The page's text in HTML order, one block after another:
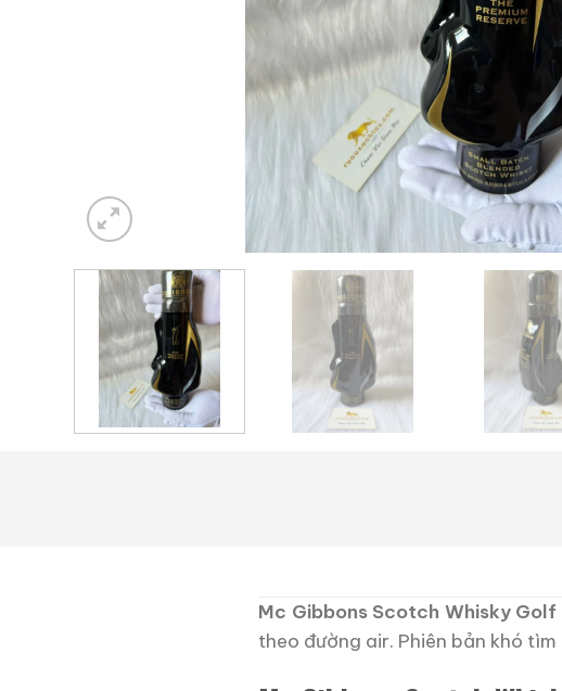
Mc Gibbons Scotch Whisky
theo đường air. Phiên bản khó